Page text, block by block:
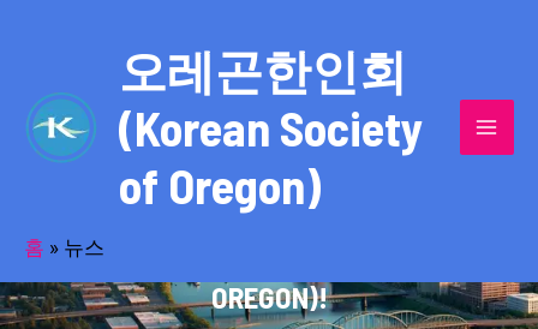
오레곤한인회
(Korean Society
of Oregon)
홈 » 뉴스
반세기의 세월을 품고 동포사회를 섬겨온
오레곤한인회(KOREAN SOCIETY OF
OREGON)!